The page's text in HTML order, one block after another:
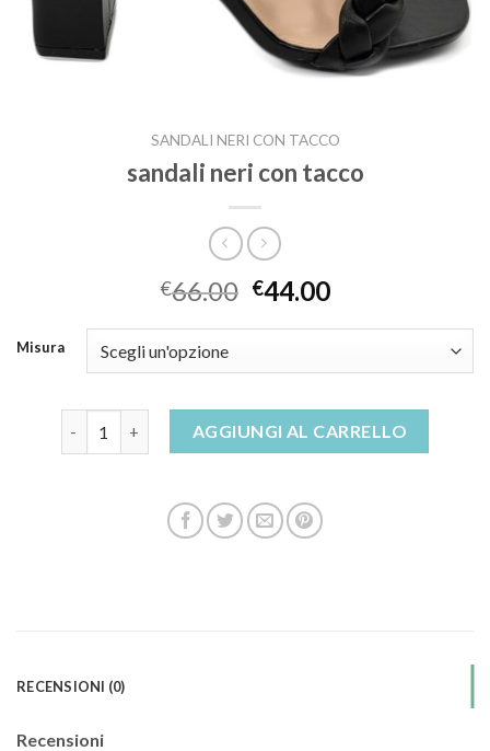
SANDALI NERI CON TACCO
sandali neri con tacco
€66.00 €44.00
Misura
sandali neri con tacco quantitàAGGIUNGI AL CARRELLO
RECENSIONI (0)
Recensioni